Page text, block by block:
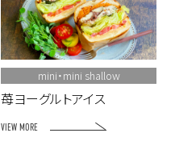
mini・mini shallow
苺ヨーグルトアイス
VIEW MORE